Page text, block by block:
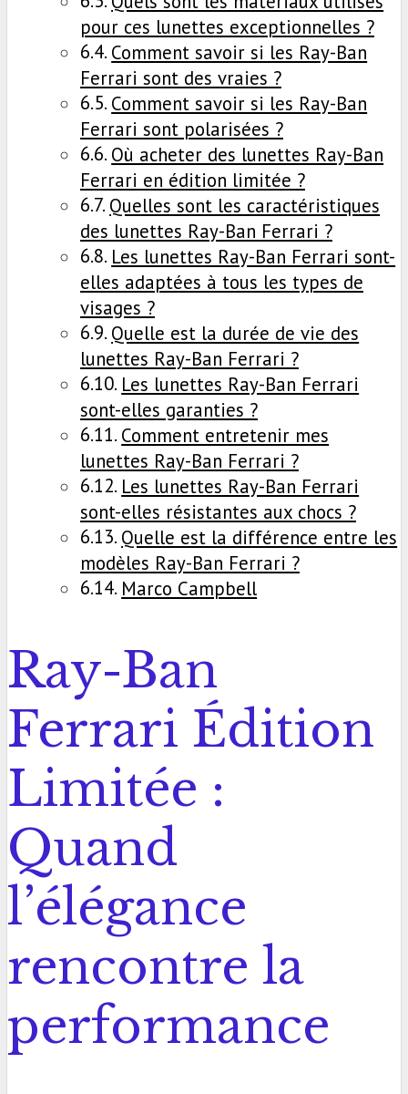
pour ces lunettes exceptionnelles ?
Comment savoir si les Ray-Ban
Ferrari sont des vraies ?
Comment savoir si les Ray-Ban
Ferrari sont polarisées ?
Où acheter des lunettes Ray-Ban
Ferrari en édition limitée ?
Quelles sont les caractéristiques
des lunettes Ray-Ban Ferrari ?
Les lunettes Ray-Ban Ferrari sont-
elles adaptées à tous les types de
visages ?
Quelle est la durée de vie des
lunettes Ray-Ban Ferrari ?
Les lunettes Ray-Ban Ferrari
sont-elles garanties ?
Comment entretenir mes
lunettes Ray-Ban Ferrari ?
Les lunettes Ray-Ban Ferrari
sont-elles résistantes aux chocs ?
Quelle est la différence entre les
modèles Ray-Ban Ferrari ?
Marco Campbell
Ray-Ban
Ferrari Édition
Limitée :
Quand
l’élégance
rencontre la
performance